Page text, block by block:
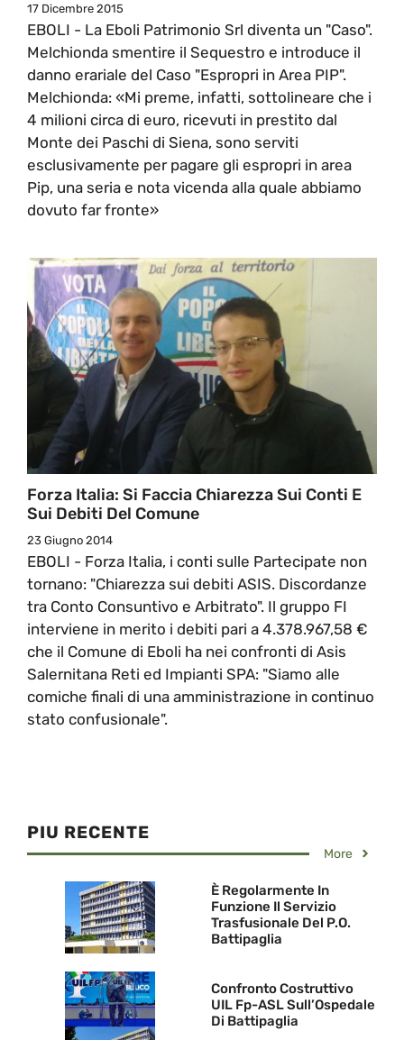
17 Dicembre 2015
EBOLI - La Eboli Patrimonio Srl diventa un "Caso".
Melchionda smentire il Sequestro e introduce il
danno erariale del Caso "Espropri in Area PIP".
Melchionda: «Mi preme, infatti, sottolineare che i
4 milioni circa di euro, ricevuti in prestito dal
Monte dei Paschi di Siena, sono serviti
esclusivamente per pagare gli espropri in area
Pip, una seria e nota vicenda alla quale abbiamo
dovuto far fronte»
Forza Italia: Si Faccia Chiarezza Sui Conti E
Sui Debiti Del Comune
23 Giugno 2014
EBOLI - Forza Italia, i conti sulle Partecipate non
tornano: "Chiarezza sui debiti ASIS. Discordanze
tra Conto Consuntivo e Arbitrato". Il gruppo FI
interviene in merito i debiti pari a 4.378.967,58 €
che il Comune di Eboli ha nei confronti di Asis
Salernitana Reti ed Impianti SPA: "Siamo alle
comiche finali di una amministrazione in continuo
stato confusionale".
PIU RECENTE
More
È Regolarmente In
Funzione Il Servizio
Trasfusionale Del P.O.
Battipaglia
Confronto Costruttivo
UIL Fp-ASL Sull’Ospedale
Di Battipaglia